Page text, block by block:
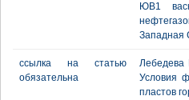
ЮВ1
Западная
ссылка на статью
обязательна
Лебедева
Условия
пластов